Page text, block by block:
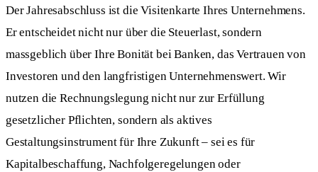
Der Jahresabschluss ist die Visitenkarte Ihres Unternehmens.
Er entscheidet nicht nur über die Steuerlast, sondern
massgeblich über Ihre Bonität bei Banken, das Vertrauen von
Investoren und den langfristigen Unternehmenswert. Wir
nutzen die Rechnungslegung nicht nur zur Erfüllung
gesetzlicher Pflichten, sondern als aktives
Gestaltungsinstrument für Ihre Zukunft – sei es für
Kapitalbeschaffung, Nachfolgeregelungen oder